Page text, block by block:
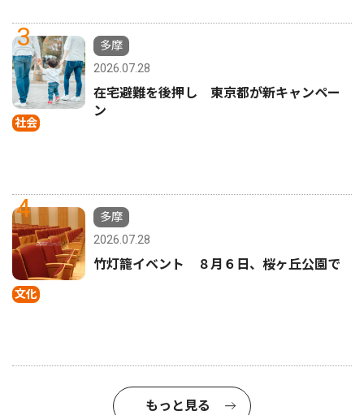
3
社会
多摩
2026.07.28
在宅避難を後押し 東京都が新キャンペー
ン
4
文化
多摩
2026.07.28
竹灯籠イベント ８月６日、桜ヶ丘公園で
もっと見る